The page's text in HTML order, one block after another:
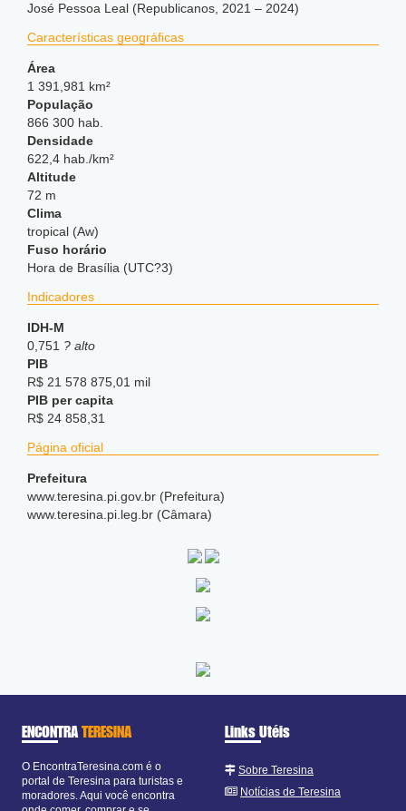
José Pessoa Leal (Republicanos, 2021 – 2024)
Características geográficas
Área
1 391,981 km²
População
866 300 hab.
Densidade
622,4 hab./km²
Altitude
72 m
Clima
tropical (Aw)
Fuso horário
Hora de Brasília (UTC?3)
Indicadores
IDH-M
0,751 ? alto
PIB
R$ 21 578 875,01 mil
PIB per capita
R$ 24 858,31
Página oficial
Prefeitura
www.teresina.pi.gov.br (Prefeitura)
www.teresina.pi.leg.br (Câmara)
ENCONTRATERESINA
O EncontraTeresina.com é o
portal de Teresina para turistas e
moradores. Aqui você encontra
Links Utéis
Sobre Teresina
Notícias de Teresina